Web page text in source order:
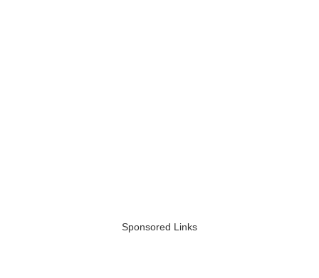
Sponsored Links